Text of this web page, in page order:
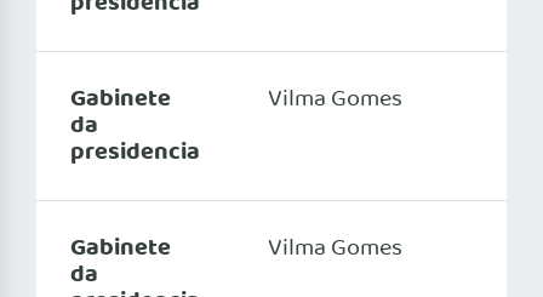
Gabinete
da
presidencia
Vilma Gomes
Gabinete
da
Vilma Gomes